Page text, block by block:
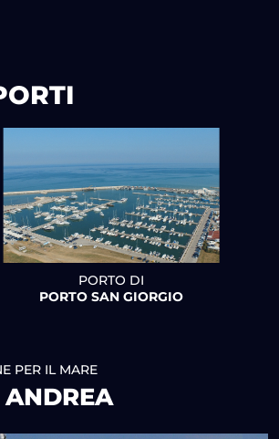
PORTO DI
PORTO SAN GIORGIO
PER IL MARE